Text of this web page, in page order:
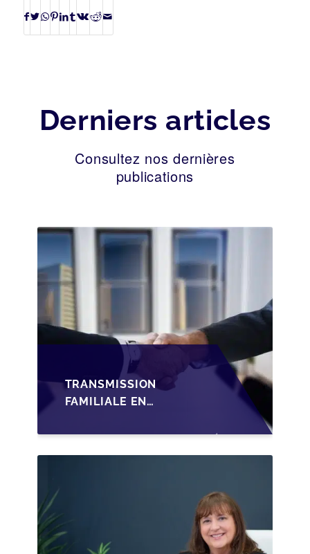
Derniers articles
Consultez nos dernières
publications
TRANSMISSION
FAMILIALE EN
STRUCTURER LA
CESSION DES PARTS